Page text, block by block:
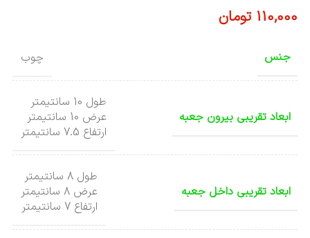
110,000 تومان
جنس چوب
ابعاد تقریبی بیرون جعبه
طول 10 سانتیمتر
عرض 10 سانتیمتر
ارتفاع 7.5 سانتیمتر
ابعاد تقریبی داخل جعبه
طول 8 سانتیمتر
عرض 8 سانتیمتر
ارتفاع 7 سانتیمتر